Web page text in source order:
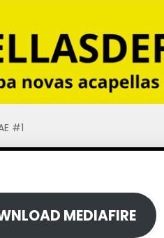
#1
MEDIAFIRE